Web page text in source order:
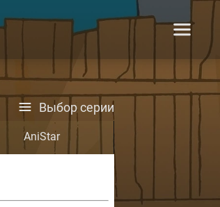
Выбор серии
AniStar